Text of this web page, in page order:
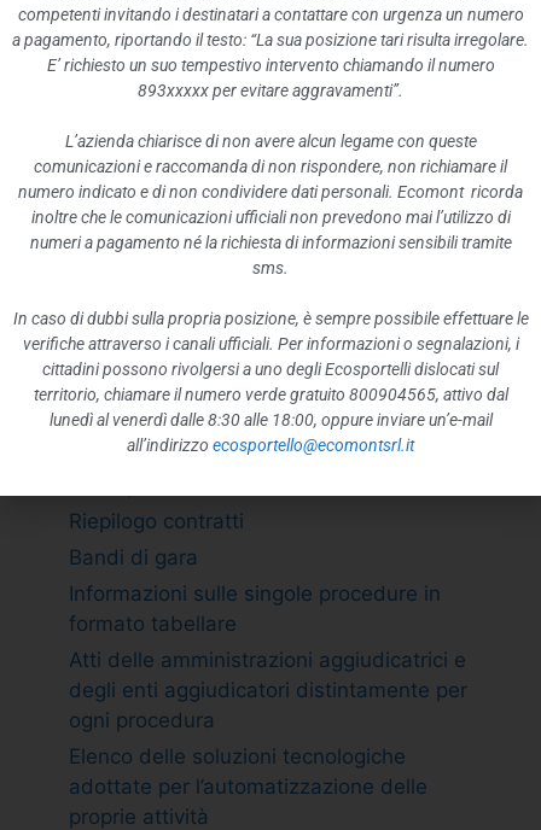
Enti pubblici vigilati
Società partecipate
Enti di diritto privato controllati
Rappresentazione grafica
ATTIVITÀ E PROCEDIMENTI
Tipologie di procedimento
Dichiarazioni sostitutive e acquisizione
Provvedimenti organi indirizzo politico
Provvedimenti dirigenti amministrativi
CONTROLLI SULLE IMPRESE
BANDI DI GARA E CONTRATTI
Riepilogo contratti
Bandi di gara
Informazioni sulle singole procedure in
formato tabellare
Atti delle amministrazioni aggiudicatrici e
degli enti aggiudicatori distintamente per
ogni procedura
Elenco delle soluzioni tecnologiche
adottate per l’automatizzazione delle
proprie attività
competenti invitando i destinatari a contattare con urgenza un numero
a pagamento, riportando il testo: “La sua posizione tari risulta irregolare.
E’ richiesto un suo tempestivo intervento chiamando il numero
893xxxxx per evitare aggravamenti”.
L’azienda chiarisce di non avere alcun legame con queste
comunicazioni e raccomanda di non rispondere, non richiamare il
numero indicato e di non condividere dati personali. Ecomont ricorda
inoltre che le comunicazioni ufficiali non prevedono mai l’utilizzo di
numeri a pagamento né la richiesta di informazioni sensibili tramite
sms.
In caso di dubbi sulla propria posizione, è sempre possibile effettuare le
verifiche attraverso i canali ufficiali. Per informazioni o segnalazioni, i
cittadini possono rivolgersi a uno degli Ecosportelli dislocati sul
territorio, chiamare il numero verde gratuito 800904565, attivo dal
lunedì al venerdì dalle 8:30 alle 18:00, oppure inviare un’e-mail
all’indirizzo ecosportello@ecomontsrl.it